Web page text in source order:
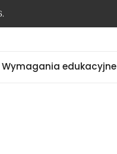
Wymagania edukacyjne